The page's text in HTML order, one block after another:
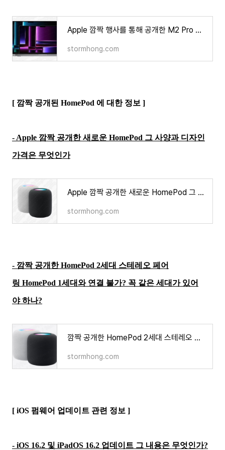
Apple 깜짝 행사를 통해 공개한 M2 Pro MacBook Pro 및 M2 Max MacBook Pro 공개 그 내용은 무엇인가?
stormhong.com
[ 깜짝 공개된 HomePod 에 대한 정보 ]
- Apple 깜짝 공개한 새로운 HomePod 그 사양과 디자인
가격은 무엇인가
Apple 깜짝 공개한 새로운 HomePod 그 사양과 디자인 가격은 무엇인가
stormhong.com
- 깜짝 공개한 HomePod 2세대 스테레오 페어
링 HomePod 1세대와 연결 불가? 꼭 같은 세대가 있어
야 하나?
깜짝 공개한 HomePod 2세대 스테레오 페어링 HomePod 1세대와 연결 불가? 꼭 같은 세대가 있어야 하나?
stormhong.com
[ iOS 펌웨어 업데이트 관련 정보 ]
- iOS 16.2 및 iPadOS 16.2 업데이트 그 내용은 무엇인가?